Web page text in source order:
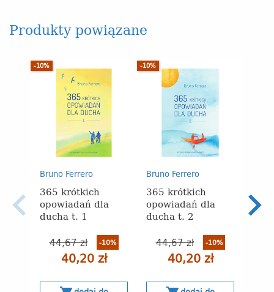
Produkty powiązane
Bruno Ferrero
365 krótkich
opowiadań dla
ducha t. 1
44,67 zł -10%
40,20 zł
-10%
Bruno Ferrero
365 krótkich
opowiadań dla
ducha t. 2
44,67 zł -10%
40,20 zł
-10%